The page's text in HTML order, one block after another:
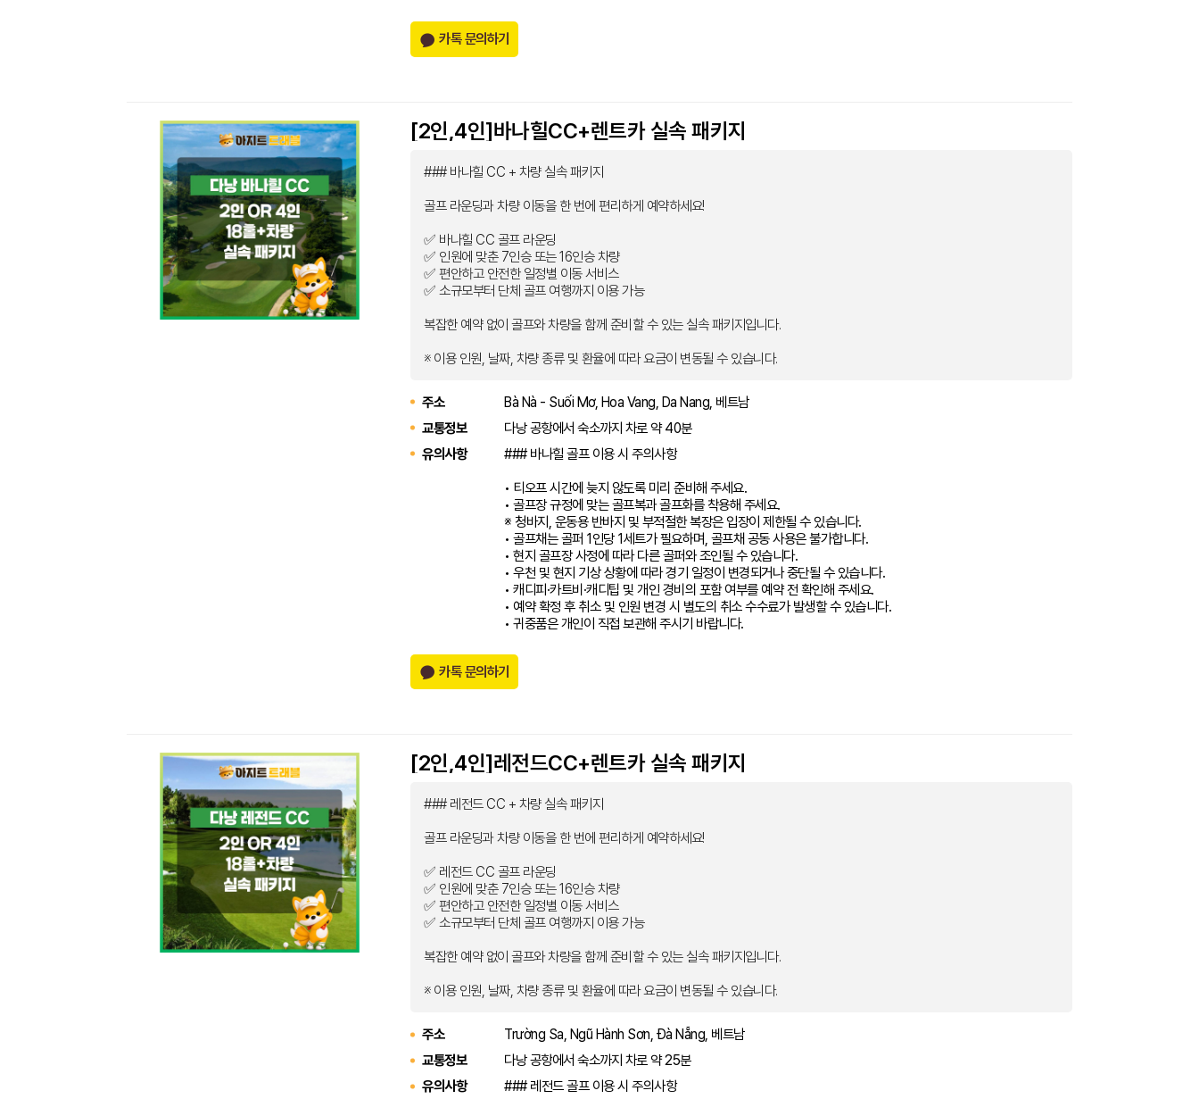
카톡 문의하기
[2인,4인]바나힐CC+렌트카 실속 패키지
### 바나힐 CC + 차량 실속 패키지
골프 라운딩과 차량 이동을 한 번에 편리하게 예약하세요!
✅ 바나힐 CC 골프 라운딩
✅ 인원에 맞춘 7인승 또는 16인승 차량
✅ 편안하고 안전한 일정별 이동 서비스
✅ 소규모부터 단체 골프 여행까지 이용 가능
복잡한 예약 없이 골프와 차량을 함께 준비할 수 있는 실속 패키지입니다.
※ 이용 인원, 날짜, 차량 종류 및 환율에 따라 요금이 변동될 수 있습니다.
주소
Bà Nà - Suối Mơ, Hoa Vang, Da Nang, 베트남
교통정보
다낭 공항에서 숙소까지 차로 약 40분
유의사항
### 바나힐 골프 이용 시 주의사항
• 티오프 시간에 늦지 않도록 미리 준비해 주세요.
• 골프장 규정에 맞는 골프복과 골프화를 착용해 주세요.
※ 청바지, 운동용 반바지 및 부적절한 복장은 입장이 제한될 수 있습니다.
• 골프채는 골퍼 1인당 1세트가 필요하며, 골프채 공동 사용은 불가합니다.
• 현지 골프장 사정에 따라 다른 골퍼와 조인될 수 있습니다.
• 우천 및 현지 기상 상황에 따라 경기 일정이 변경되거나 중단될 수 있습니다.
• 캐디피·카트비·캐디팁 및 개인 경비의 포함 여부를 예약 전 확인해 주세요.
• 예약 확정 후 취소 및 인원 변경 시 별도의 취소 수수료가 발생할 수 있습니다.
• 귀중품은 개인이 직접 보관해 주시기 바랍니다.
카톡 문의하기
[2인,4인]레전드CC+렌트카 실속 패키지
### 레전드 CC + 차량 실속 패키지
골프 라운딩과 차량 이동을 한 번에 편리하게 예약하세요!
✅ 레전드 CC 골프 라운딩
✅ 인원에 맞춘 7인승 또는 16인승 차량
✅ 편안하고 안전한 일정별 이동 서비스
✅ 소규모부터 단체 골프 여행까지 이용 가능
복잡한 예약 없이 골프와 차량을 함께 준비할 수 있는 실속 패키지입니다.
※ 이용 인원, 날짜, 차량 종류 및 환율에 따라 요금이 변동될 수 있습니다.
주소
Trường Sa, Ngũ Hành Sơn, Đà Nẵng, 베트남
교통정보
다낭 공항에서 숙소까지 차로 약 25분
유의사항
### 레전드 골프 이용 시 주의사항